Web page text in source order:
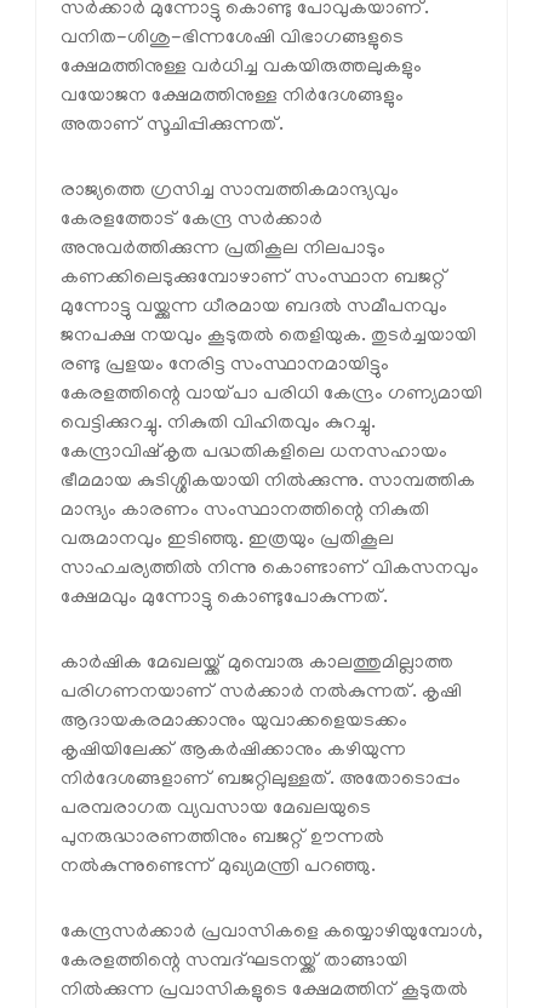
സര്‍ക്കാര്‍ മുന്നോട്ടു കൊണ്ടു പോവുകയാണ്.
വനിത-ശിശു-ഭിന്നശേഷി വിഭാഗങ്ങളുടെ
ക്ഷേമത്തിനുള്ള വര്‍ധിച്ച വകയിരുത്തലുകളും
വയോജന ക്ഷേമത്തിനുള്ള നിര്‍ദേശങ്ങളും
അതാണ് സൂചിപ്പിക്കുന്നത്.
രാജ്യത്തെ ഗ്രസിച്ച സാമ്പത്തികമാന്ദ്യവും
കേരളത്തോട് കേന്ദ്ര സര്‍ക്കാര്‍
അനുവര്‍ത്തിക്കുന്ന പ്രതികൂല നിലപാടും
കണക്കിലെടുക്കുമ്പോഴാണ് സംസ്ഥാന ബജറ്റ്
മുന്നോട്ടു വയ്ക്കുന്ന ധീരമായ ബദല്‍ സമീപനവും
ജനപക്ഷ നയവും കൂടുതല്‍ തെളിയുക. തുടര്‍ച്ചയായി
രണ്ടു പ്രളയം നേരിട്ട സംസ്ഥാനമായിട്ടും
കേരളത്തിന്റെ വായ്പാ പരിധി കേന്ദ്രം ഗണ്യമായി
വെട്ടിക്കുറച്ചു. നികുതി വിഹിതവും കുറച്ചു.
കേന്ദ്രാവിഷ്‌കൃത പദ്ധതികളിലെ ധനസഹായം
ഭീമമായ കുടിശ്ശികയായി നില്‍ക്കുന്നു. സാമ്പത്തിക
മാന്ദ്യം കാരണം സംസ്ഥാനത്തിന്റെ നികുതി
വരുമാനവും ഇടിഞ്ഞു. ഇത്രയും പ്രതികൂല
സാഹചര്യത്തില്‍ നിന്നു കൊണ്ടാണ് വികസനവും
ക്ഷേമവും മുന്നോട്ടു കൊണ്ടുപോകുന്നത്.
കാര്‍ഷിക മേഖലയ്ക്ക് മുമ്പൊരു കാലത്തുമില്ലാത്ത
പരിഗണനയാണ് സര്‍ക്കാര്‍ നല്‍കുന്നത്. കൃഷി
ആദായകരമാക്കാനും യുവാക്കളെയടക്കം
കൃഷിയിലേക്ക് ആകര്‍ഷിക്കാനും കഴിയുന്ന
നിര്‍ദേശങ്ങളാണ് ബജറ്റിലുള്ളത്. അതോടൊപ്പം
പരമ്പരാഗത വ്യവസായ മേഖലയുടെ
പുനരുദ്ധാരണത്തിനും ബജറ്റ് ഊന്നല്‍
നല്‍കുന്നുണ്ടെന്ന് മുഖ്യമന്ത്രി പറഞ്ഞു.
കേന്ദ്രസര്‍ക്കാര്‍ പ്രവാസികളെ കയ്യൊഴിയുമ്പോള്‍,
കേരളത്തിന്റെ സമ്പദ്ഘടനയ്ക്ക് താങ്ങായി
നില്‍ക്കുന്ന പ്രവാസികളുടെ ക്ഷേമത്തിന് കൂടുതല്‍